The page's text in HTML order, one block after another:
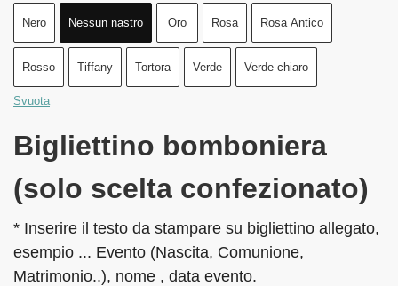
Nero Nessun nastro Oro Rosa Rosa Antico
Rosso Tiffany Tortora Verde Verde chiaro
Svuota
Bigliettino bomboniera
(solo scelta confezionato)
* Inserire il testo da stampare su bigliettino allegato,
esempio ... Evento (Nascita, Comunione,
Matrimonio..), nome , data evento.